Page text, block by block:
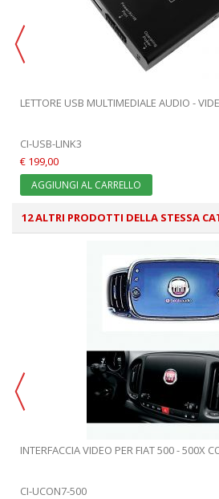
LETTORE USB MULTIMEDIALE AUDIO -
CI-USB-LINK3
€ 199,00
AGGIUNGI AL CARRELLO
12 ALTRI PRODOTTI DELLA STESSA
INTERFACCIA VIDEO PER FIAT 500 - 500X
CI-UCON7-500